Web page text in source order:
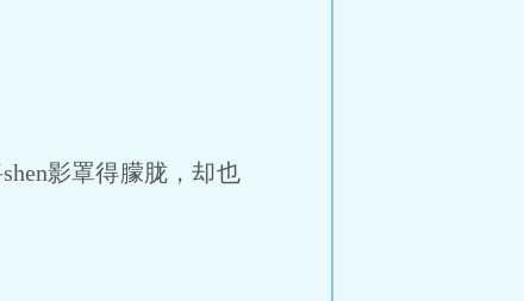
影罩得朦胧，却也